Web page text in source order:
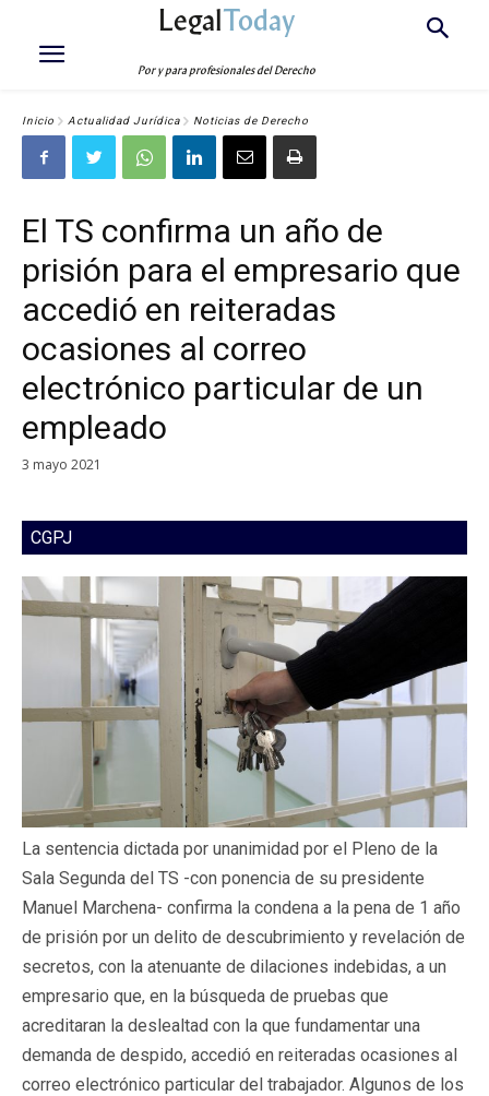
LegalToday
Por y para profesionales del Derecho
Inicio Actualidad Jurídica Noticias de Derecho
El TS confirma un año de
prisión para el empresario que
accedió en reiteradas
ocasiones al correo
electrónico particular de un
empleado
3 mayo 2021
CGPJ
La sentencia dictada por unanimidad por el Pleno de la
Sala Segunda del TS -con ponencia de su presidente
Manuel Marchena- confirma la condena a la pena de 1 año
de prisión por un delito de descubrimiento y revelación de
secretos, con la atenuante de dilaciones indebidas, a un
empresario que, en la búsqueda de pruebas que
acreditaran la deslealtad con la que fundamentar una
demanda de despido, accedió en reiteradas ocasiones al
correo electrónico particular del trabajador. Algunos de los